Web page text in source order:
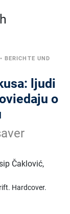
• BERICHTE UND
ljudi
o
Čaklović,
Hardcover.